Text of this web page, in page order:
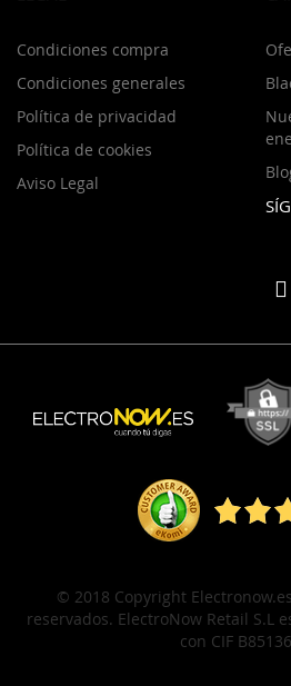
Condiciones compra
Condiciones generales
Política de privacidad
Política de cookies
Aviso Legal
© 2018 Copyright
reservados. ElectroNow Retail S.L
con CIF